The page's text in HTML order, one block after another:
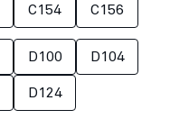
C154 C156
D100 D104
D124